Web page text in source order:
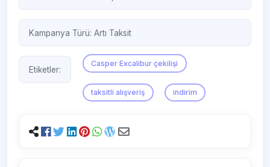
Kampanya Türü:Artı Taksit
Etiketler:
Casper Excalibur çekilişi
taksitli alışveriş indirim